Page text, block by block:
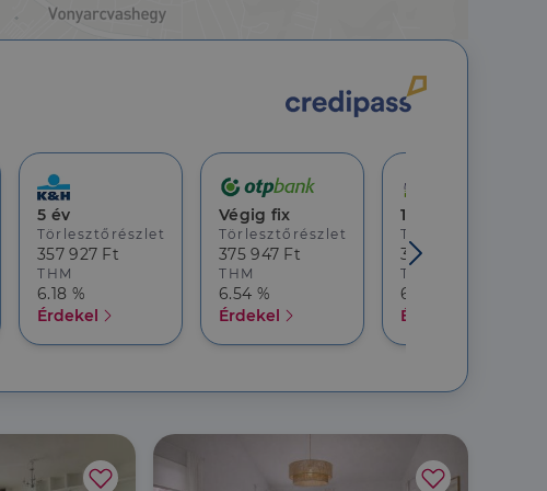
5 év
Törlesztőrészlet
357 927 Ft
THM
6.18 %
Érdekel
Végig fix
Törlesztőrészlet
375 947 Ft
THM
6.54 %
Érdekel
10 év
Törlesztőrészlet
369 482 Ft
THM
6.68 %
Érdekel